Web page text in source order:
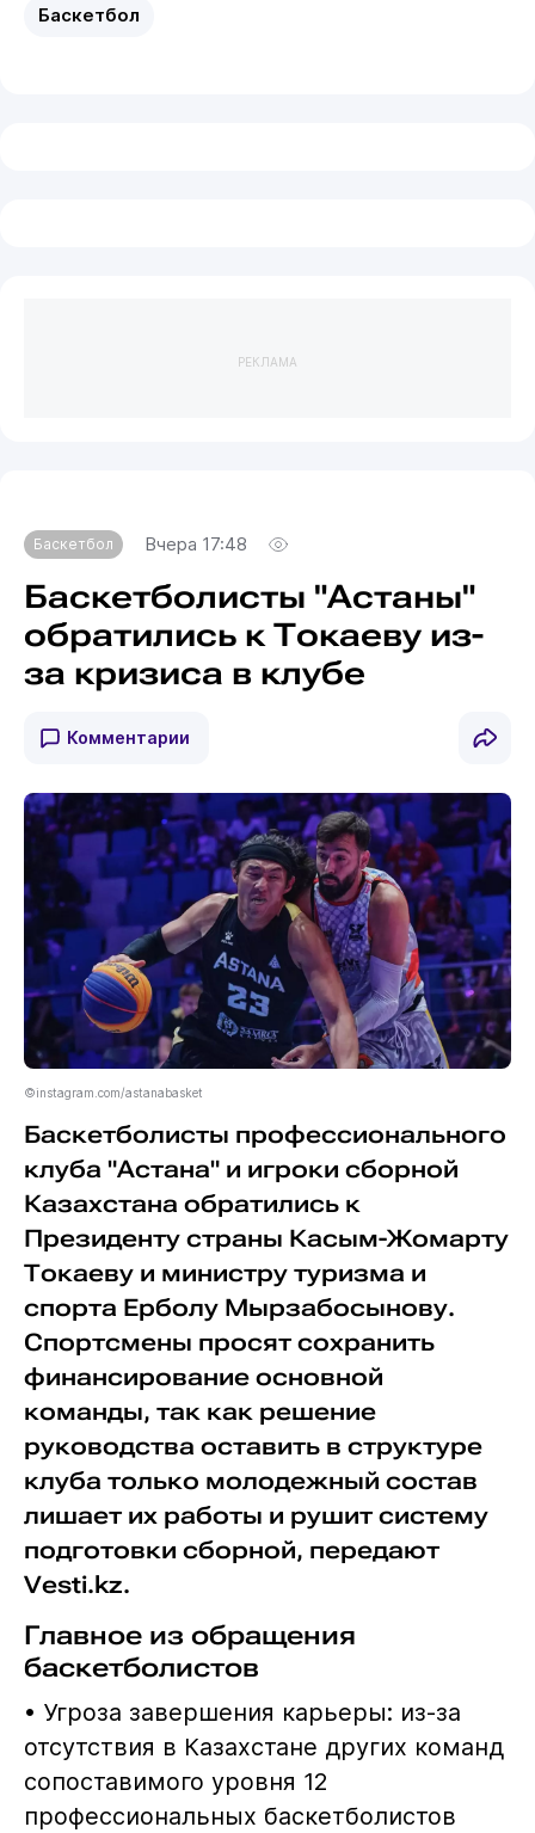
Баскетбол
РЕКЛАМА
Баскетбол Вчера 17:48
Баскетболисты "Астаны"
обратились к Токаеву из-
за кризиса в клубе
Комментарии
©instagram.com/astanabasket
Баскетболисты профессионального
клуба "Астана" и игроки сборной
Казахстана обратились к
Президенту страны Касым-Жомарту
Токаеву и министру туризма и
спорта Ерболу Мырзабосынову.
Спортсмены просят сохранить
финансирование основной
команды, так как решение
руководства оставить в структуре
клуба только молодежный состав
лишает их работы и рушит систему
подготовки сборной, передают
Vesti.kz.
Главное из обращения
баскетболистов
• Угроза завершения карьеры: из-за
отсутствия в Казахстане других команд
сопоставимого уровня 12
профессиональных баскетболистов